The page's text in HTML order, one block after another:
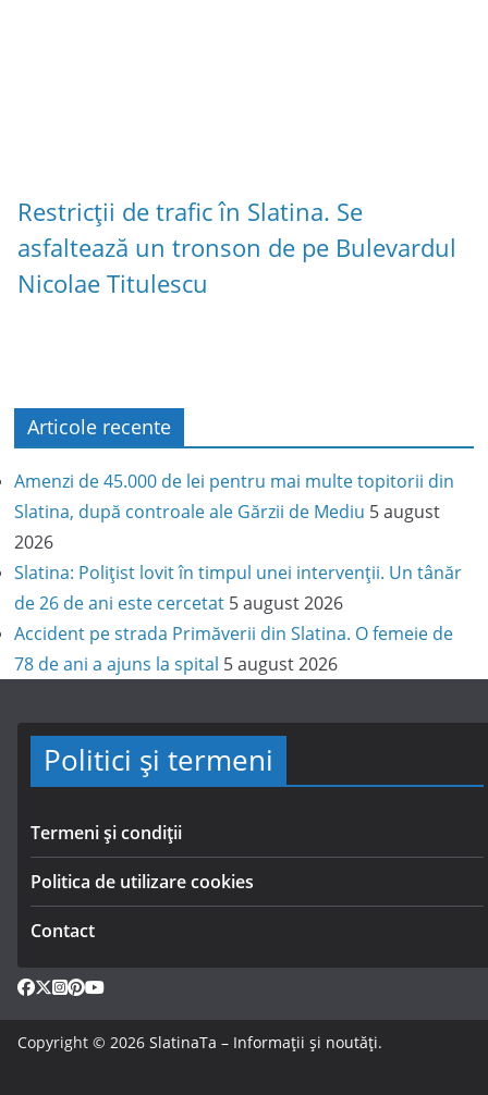
Restricții de trafic în Slatina. Se
asfaltează un tronson de pe Bulevardul
Nicolae Titulescu
Articole recente
Amenzi de 45.000 de lei pentru mai multe topitorii din
Slatina, după controale ale Gărzii de Mediu 5 august
2026
Slatina: Polițist lovit în timpul unei intervenții. Un tânăr
de 26 de ani este cercetat 5 august 2026
Accident pe strada Primăverii din Slatina. O femeie de
78 de ani a ajuns la spital 5 august 2026
Politici și termeni
Termeni și condiții
Politica de utilizare cookies
Contact
Copyright © 2026 SlatinaTa – Informații și noutăți.